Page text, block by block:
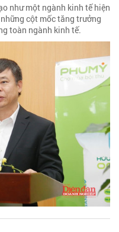
như một ngành kinh tế hiện
cột mốc tăng trưởng
toàn ngành kinh tế.